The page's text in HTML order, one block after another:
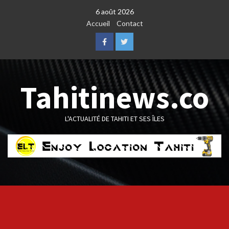
6 août 2026
Accueil
Contact
FacebookTwitter
Tahitinews.co
L'ACTUALITÉ DE TAHITI ET SES ÎLES